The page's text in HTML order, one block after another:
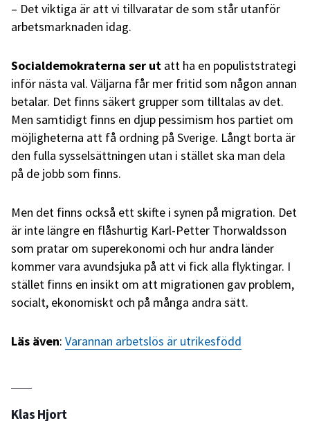
– Det viktiga är att vi tillvaratar de som står utanför
arbetsmarknaden idag.
Socialdemokraterna ser ut att ha en populiststrategi
inför nästa val. Väljarna får mer fritid som någon annan
betalar. Det finns säkert grupper som tilltalas av det.
Men samtidigt finns en djup pessimism hos partiet om
möjligheterna att få ordning på Sverige. Långt borta är
den fulla sysselsättningen utan i stället ska man dela
på de jobb som finns.
Men det finns också ett skifte i synen på migration. Det
är inte längre en flåshurtig Karl-Petter Thorwaldsson
som pratar om superekonomi och hur andra länder
kommer vara avundsjuka på att vi fick alla flyktingar. I
stället finns en insikt om att migrationen gav problem,
socialt, ekonomiskt och på många andra sätt.
Läs även: Varannan arbetslös är utrikesfödd
Klas Hjort